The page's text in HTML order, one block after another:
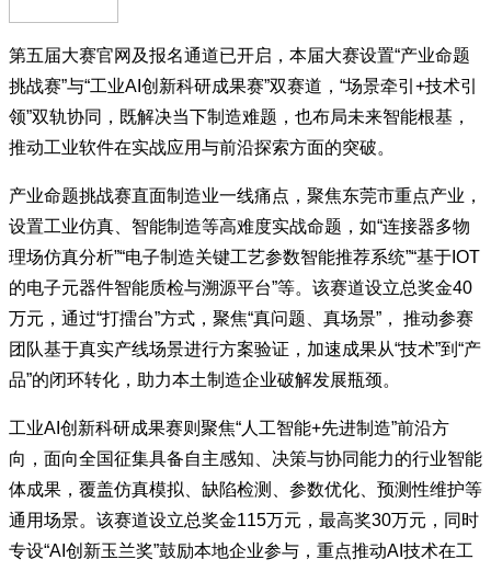
第五届大赛官网及报名通道已开启，本届大赛设置“产业命题
挑战赛”与“工业AI创新科研成果赛”双赛道，“场景牵引+技术引
领”双轨协同，既解决当下制造难题，也布局未来智能根基，
推动工业软件在实战应用与前沿探索方面的突破。
产业命题挑战赛直面制造业一线痛点，聚焦东莞市重点产业，
设置工业仿真、智能制造等高难度实战命题，如“连接器多物
理场仿真分析”“电子制造关键工艺参数智能推荐系统”“基于IOT
的电子元器件智能质检与溯源平台”等。该赛道设立总奖金40
万元，通过“打擂台”方式，聚焦“真问题、真场景”， 推动参赛
团队基于真实产线场景进行方案验证，加速成果从“技术”到“产
品”的闭环转化，助力本土制造企业破解发展瓶颈。
工业AI创新科研成果赛则聚焦“人工智能+先进制造”前沿方
向，面向全国征集具备自主感知、决策与协同能力的行业智能
体成果，覆盖仿真模拟、缺陷检测、参数优化、预测性维护等
通用场景。该赛道设立总奖金115万元，最高奖30万元，同时
专设“AI创新玉兰奖”鼓励本地企业参与，重点推动AI技术在工